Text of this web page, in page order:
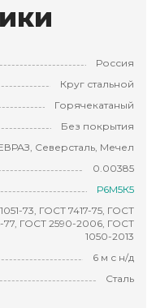
Россия
Круг стальной
Горячекатаный
Без покрытия
Северсталь, Мечел
0.00385
Р6М5К5
73, ГОСТ 7417-75, ГОСТ
77, ГОСТ 2590-2006, ГОСТ
1050-2013
6 м с н/д
Сталь